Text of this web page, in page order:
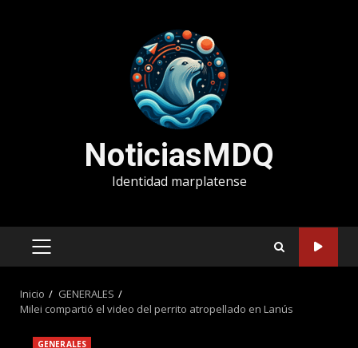
NoticiasMDQ
Identidad marplatense
MENÚ
Inicio
GENERALES
Milei compartió el video del perrito atropellado en Lanús
GENERALES